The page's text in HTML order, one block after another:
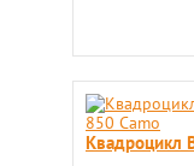
Квадроцикл